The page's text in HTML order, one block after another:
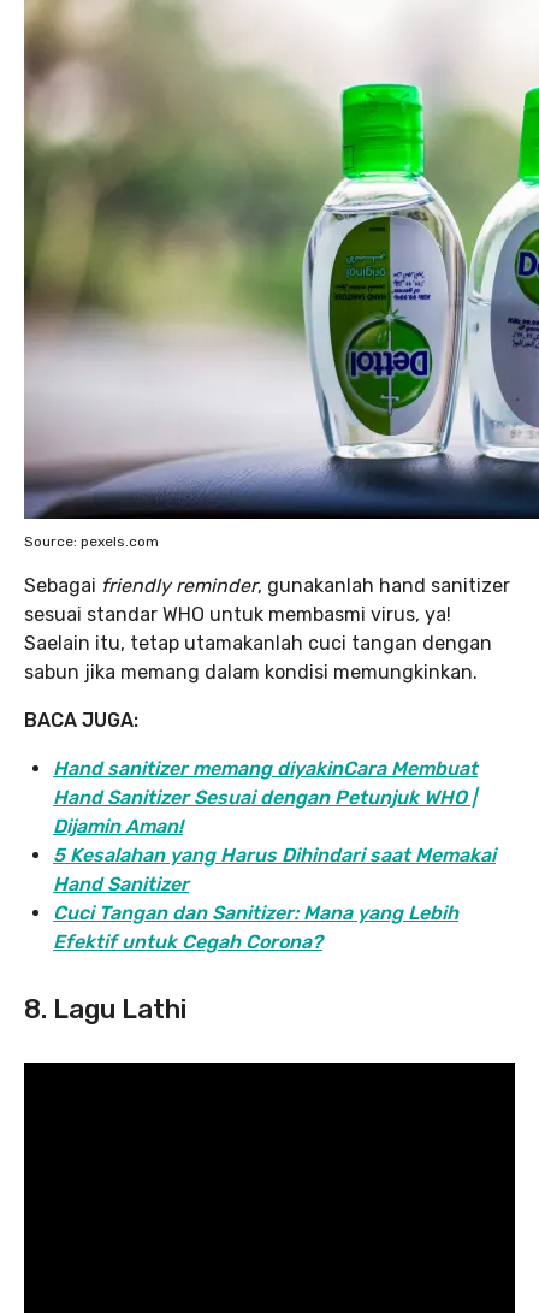
Source: pexels.com
Sebagai friendly reminder, gunakanlah hand sanitizer
sesuai standar WHO untuk membasmi virus, ya!
Saelain itu, tetap utamakanlah cuci tangan dengan
sabun jika memang dalam kondisi memungkinkan.
BACA JUGA:
Hand sanitizer memang diyakinCara Membuat
Hand Sanitizer Sesuai dengan Petunjuk WHO |
Dijamin Aman!
5 Kesalahan yang Harus Dihindari saat Memakai
Hand Sanitizer
Cuci Tangan dan Sanitizer: Mana yang Lebih
Efektif untuk Cegah Corona?
8. Lagu Lathi